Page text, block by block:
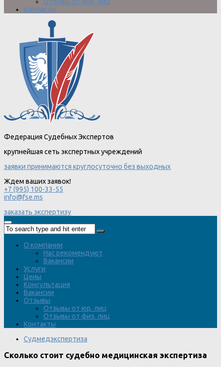
Отзывы от физ. лиц
Контакты
Федерация Судебных Экспертов
крупнейшая сеть экспертных учреждений
заявки принимаются круглосуточно без выходных
Ждем ваших заявок!
+7 (995) 100-33-55
info@fse.ms
заказать экспертизу
О компании
Нас рекомендуют
Вакансии
Услуги
Цены
Консультация
Вакансии
Отзывы
Отзывы от юр. лиц
Отзывы от физ. лиц
Контакты
Судмедэкспертиза
Сколько стоит судебно медицинская экспертиза